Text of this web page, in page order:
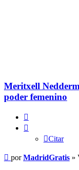
Meritxell
poder femenino
Citar
Mensaje
porMadridGratis »